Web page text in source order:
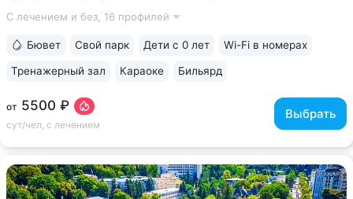
Долина роз, Нарзанная галерея, Филармония • Из окон
С лечением и без, 16 профилей
от 5500 ₽
сут/чел, с лечением
Выбрать
Бювет Свой парк Дети с 0 лет Wi-Fi в номерах
Тренажерный зал Караоке Бильярд